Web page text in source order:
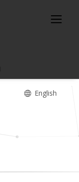
English